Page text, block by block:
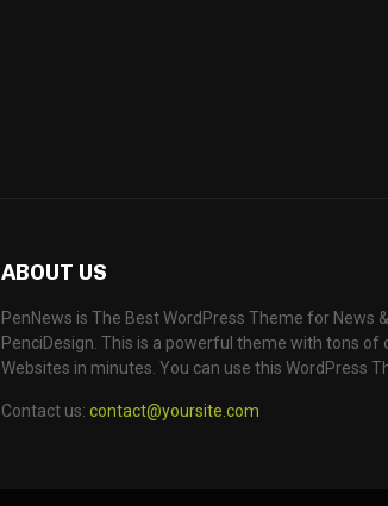
ABOUT US
PenNews is The Best WordPress Theme for News
PenciDesign. This is a powerful theme with tons
Websites in minutes. You can use this WordPress
Contact us: contact@yoursite.com